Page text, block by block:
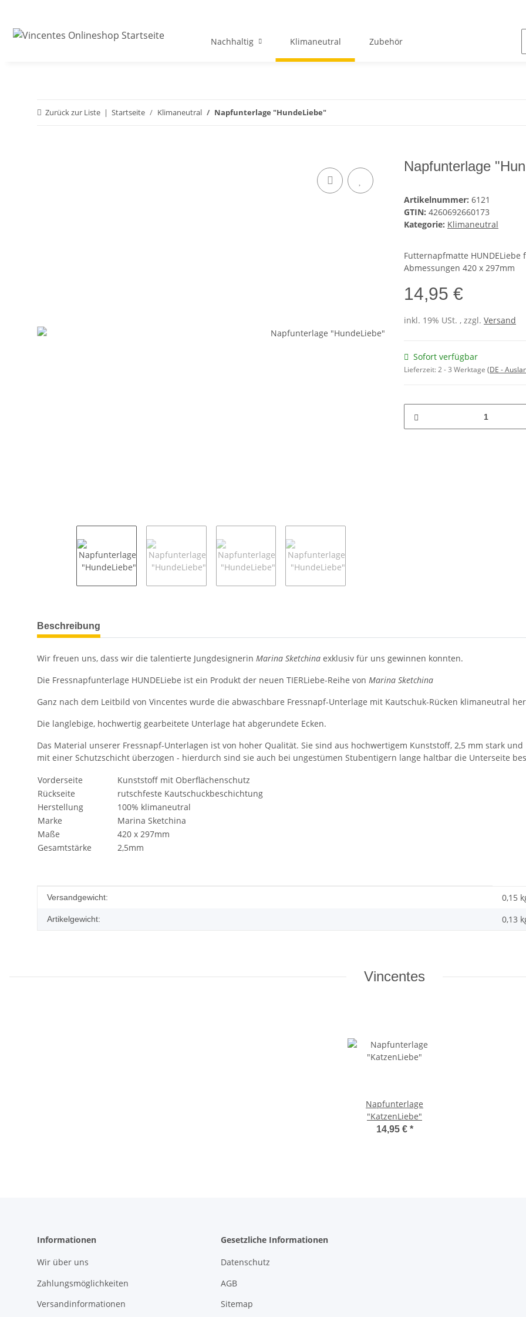
Nachhaltig Klimaneutral Zubehör
Zurück zur Liste Startseite Klimaneutral Napfunterlage "HundeLiebe"
Napfunterlage
Artikelnummer: 6121
GTIN: 4260692660173
Kategorie: Klimaneutral
Futternapfmatte
Abmessungen 420 x 297mm
14,95 €
inkl. 19% USt. , zzgl. Versand
Sofort verfügbar
Lieferzeit:2 - 3 Werktage (DE -
weitere Registerkarten anzeigen
Beschreibung
Wir freuen uns, dass wir die talentierte Jungdesignerin Marina Sketchina exklusiv für uns gewinnen konnten.
Die Fressnapfunterlage HUNDELiebe ist ein Produkt der neuen TIERLiebe-Reihe von Marina Sketchina
Ganz nach dem Leitbild von Vincentes wurde die abwaschbare Fressnapf-Unterlage mit Kautschuk-Rücken klimaneutral
Die langlebige, hochwertig gearbeitete Unterlage hat abgerundete Ecken.
Das Material unserer Fressnapf-Unterlagen ist von hoher Qualität. Sie sind aus hochwertigem Kunststoff, 2,5 mm stark
mit einer Schutzschicht überzogen - hierdurch sind sie auch bei ungestümen Stubentigern lange haltbar die Unterseite
Vorderseite
Kunststoff mit Oberflächenschutz
Rückseite
rutschfeste Kautschuckbeschichtung
Herstellung
100% klimaneutral
Marke
Marina Sketchina
Maße
420 x 297mm
Gesamtstärke
2,5mm
Produkteigenschaft
Wert
Versandgewicht: 0,15
Artikelgewicht: 0,13
Vincentes
Napfunterlage
"KatzenLiebe"
14,95 € *
Informationen
Wir über uns
Zahlungsmöglichkeiten
Versandinformationen
Gesetzliche Informationen
Datenschutz
AGB
Sitemap